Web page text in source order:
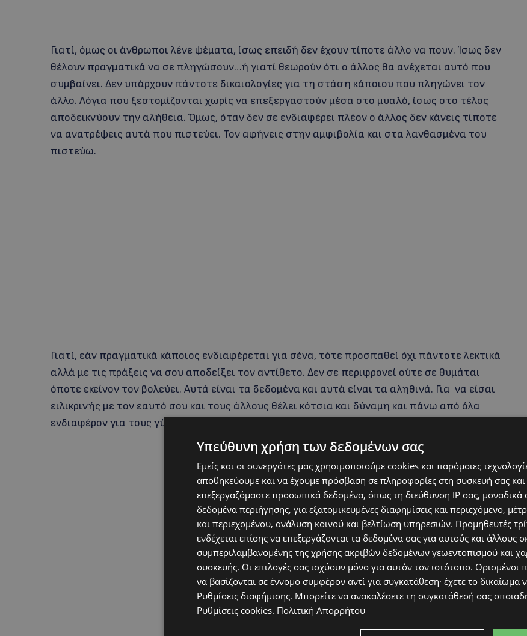
Γιατί, όμως οι άνθρωποι λένε ψέματα, ίσως επειδή δεν έχουν τίποτε άλλο να πουν. Ίσως δεν
θέλουν πραγματικά να σε πληγώσουν…ή γιατί θεωρούν ότι ο άλλος θα ανέχεται αυτό που
συμβαίνει. Δεν υπάρχουν πάντοτε δικαιολογίες για τη στάση κάποιου που πληγώνει τον
άλλο. Λόγια που ξεστομίζονται χωρίς να επεξεργαστούν μέσα στο μυαλό, ίσως στο τέλος
αποδεικνύουν την αλήθεια. Όμως, όταν δεν σε ενδιαφέρει πλέον ο άλλος δεν κάνεις τίποτε
να ανατρέψεις αυτά που πιστεύει. Τον αφήνεις στην αμφιβολία και στα λανθασμένα του
πιστεύω.
Γιατί, εάν πραγματικά κάποιος ενδιαφέρεται για σένα, τότε προσπαθεί όχι πάντοτε λεκτικά
αλλά με τις πράξεις να σου αποδείξει τον αντίθετο. Δεν σε περιφρονεί ούτε σε θυμάται
όποτε εκείνον τον βολεύει. Αυτά είναι τα δεδομένα και αυτά είναι τα αληθινά. Για να είσαι
ειλικρινής με τον εαυτό σου και τους άλλους θέλει κότσια και δύναμη και πάνω από όλα
ενδιαφέρον για τους γύρω μας…
Υπεύθυνη χρήση των δεδομένων σας
Εμείς και οι συνεργάτες μας χρησιμοποιούμε cookies και παρόμοιες
αποθηκεύουμε και να έχουμε πρόσβαση σε πληροφορίες στη συσκευή σας
επεξεργαζόμαστε προσωπικά δεδομένα, όπως τη διεύθυνση IP σας, μοναδικά
δεδομένα περιήγησης, για εξατομικευμένες διαφημίσεις και περιεχόμενο,
και περιεχομένου, ανάλυση κοινού και βελτίωση υπηρεσιών. Προμηθευτές
ενδέχεται επίσης να επεξεργάζονται τα δεδομένα σας για αυτούς και άλλους
συμπεριλαμβανομένης της χρήσης ακριβών δεδομένων γεωεντοπισμού και
συσκευής. Οι επιλογές σας ισχύουν μόνο για αυτόν τον ιστότοπο. Ορισμένοι
να βασίζονται σε έννομο συμφέρον αντί για συγκατάθεση· έχετε το δικαίωμα
Ρυθμίσεις διαφήμισης. Μπορείτε να ανακαλέσετε τη συγκατάθεσή σας
Ρυθμίσεις cookies. Πολιτική Απορρήτου